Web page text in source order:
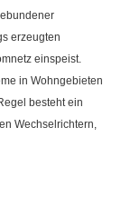
erzeugten
einspeist.
in Wohngebieten
besteht ein
Wechselrichtern,